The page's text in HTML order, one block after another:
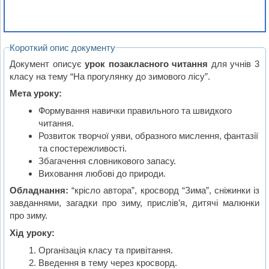
Короткий опис документу
Документ описуєурок позакласного читання для учнів 3
класу на тему “На прогулянку до зимового лісу”.
Мета уроку:
Формування навички правильного та швидкого
читання.
Розвиток творчої уяви, образного мислення, фантазії
та спостережливості.
Збагачення словникового запасу.
Виховання любові до природи.
Обладнання: “крісло автора”, кросворд “Зима”, сніжинки із
завданнями, загадки про зиму, прислів’я, дитячі малюнки
про зиму.
Хід уроку:
Організація класу та привітання.
Введення в тему через кросворд.